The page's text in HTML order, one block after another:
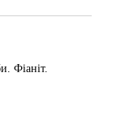
Фіаніт.